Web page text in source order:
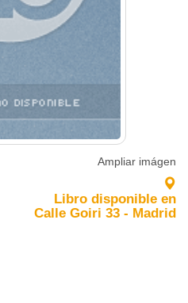
Ampliar imágen
Libro disponible en
Calle Goiri 33 - Madrid